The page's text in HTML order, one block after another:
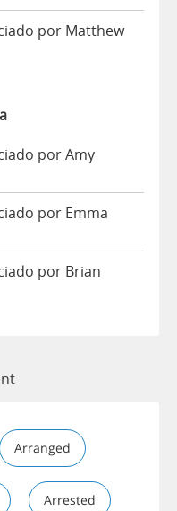
por Matthew
por Amy
por Emma
por Brian
Arranged
Arrested